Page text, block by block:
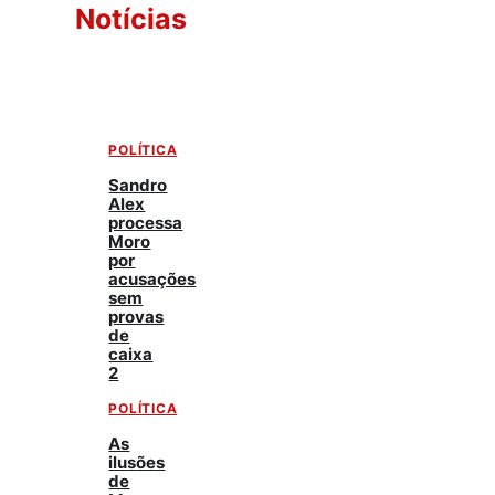
Notícias
POLÍTICA
Sandro
Alex
processa
Moro
por
acusações
sem
provas
de
caixa
2
POLÍTICA
As
ilusões
de